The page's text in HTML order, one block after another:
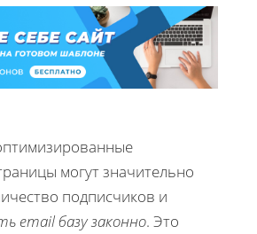
могут значительно
подписчиков и
email базу законно. Это